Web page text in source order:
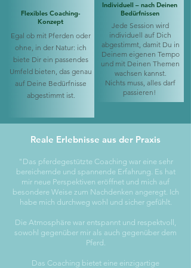
Flexibles Coaching-
Konzept
Egal ob mit Pferden oder
ohne, in der Natur: ich
biete Dir ein passendes
Umfeld bieten, das genau
auf Deine Bedürfnisse
abgestimmt ist.
Individuell – nach Deinen
Bedürfnissen
Jede Session wird
individuell auf Dich
abgestimmt, damit Du in
Deinem eigenen Tempo
und mit Deinen Themen
wachsen kannst.
Nichts muss, alles darf
passieren!
Reale Erlebnisse aus der Praxis
"Das pferdegestützte Coaching war eine sehr
bereichernde und spannende Erfahrung. Es hat
mir neue Perspektiven eröffnet und mich auf
besondere Weise zum Nachdenken angeregt. Ich
habe mich durchweg wohl und sicher gefühlt.
Die Atmosphäre war entspannt und respektvoll,
sowohl gegenüber mir als auch gegenüber dem
Pferd.
Das Coaching bietet eine einzigartige